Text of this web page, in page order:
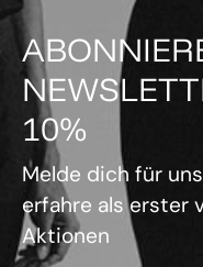
10%
Melde dich für
erfahre als erster
Aktionen